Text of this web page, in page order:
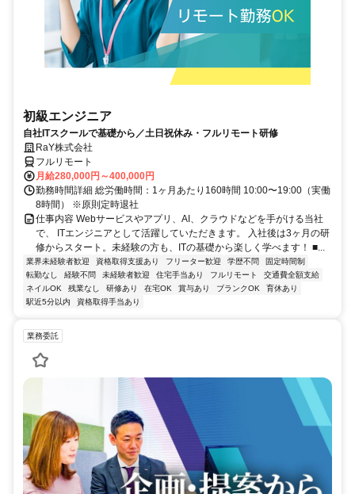
初級エンジニア
自社ITスクールで基礎から／土日祝休み・フルリモート研修
RaY株式会社
フルリモート
月給280,000円～400,000円
勤務時間詳細 総労働時間：1ヶ月あたり160時間 10:00〜19:00（実働
8時間） ※原則定時退社
仕事内容 Webサービスやアプリ、AI、クラウドなどを手がける当社
で、 ITエンジニアとして活躍していただきます。 入社後は3ヶ月の研
修からスタート。未経験の方も、ITの基礎から楽しく学べます！ ■...
業界未経験者歓迎 資格取得支援あり フリーター歓迎 学歴不問
固定時間制
転勤なし
経験不問 未経験者歓迎 住宅手当あり フルリモート
交通費全額支給
ネイルOK
残業なし 研修あり 在宅OK 賞与あり ブランクOK
育休あり
駅近5分以内
資格取得手当あり
業務委託